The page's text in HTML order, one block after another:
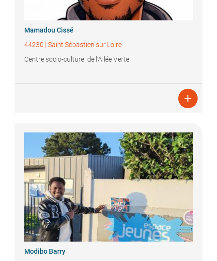
Mamadou Cissé
44230 | Saint Sébastien sur Loire
Centre socio-culturel de l’Allée Verte

Modibo Barry